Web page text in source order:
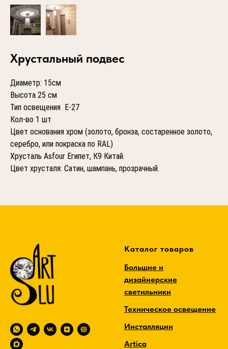
Хрустальный подвес
Диаметр: 15см
Высота 25 см
Тип освещения Е-27
Кол-во 1 шт
Цвет основания хром (золото, бронза, состаренное золото,
серебро, или покраска по RAL)
Хрусталь Asfour Египет, К9 Китай.
Цвет хрусталя: Сатин, шампань, прозрачный.
Каталог товаров
Большие и
дизайнерские
светильники
Техническое освещение
Инсталляции
Artica